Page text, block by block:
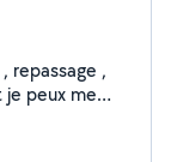
repassage ,